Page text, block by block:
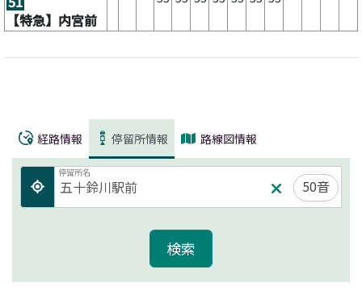
【特急】内宮前
経路情報 停留所情報 路線図情報
停留所名
50音